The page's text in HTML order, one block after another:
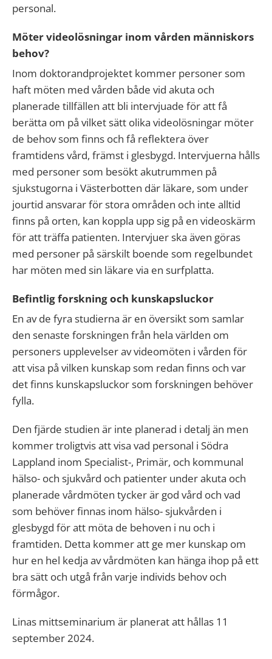
personal.
Möter videolösningar inom vården människors
behov?
Inom doktorandprojektet kommer personer som
haft möten med vården både vid akuta och
planerade tillfällen att bli intervjuade för att få
berätta om på vilket sätt olika videolösningar möter
de behov som finns och få reflektera över
framtidens vård, främst i glesbygd. Intervjuerna hålls
med personer som besökt akutrummen på
sjukstugorna i Västerbotten där läkare, som under
jourtid ansvarar för stora områden och inte alltid
finns på orten, kan koppla upp sig på en videoskärm
för att träffa patienten. Intervjuer ska även göras
med personer på särskilt boende som regelbundet
har möten med sin läkare via en surfplatta.
Befintlig forskning och kunskapsluckor
En av de fyra studierna är en översikt som samlar
den senaste forskningen från hela världen om
personers upplevelser av videomöten i vården för
att visa på vilken kunskap som redan finns och var
det finns kunskapsluckor som forskningen behöver
fylla.
Den fjärde studien är inte planerad i detalj än men
kommer troligtvis att visa vad personal i Södra
Lappland inom Specialist-, Primär, och kommunal
hälso- och sjukvård och patienter under akuta och
planerade vårdmöten tycker är god vård och vad
som behöver finnas inom hälso- sjukvården i
glesbygd för att möta de behoven i nu och i
framtiden. Detta kommer att ge mer kunskap om
hur en hel kedja av vårdmöten kan hänga ihop på ett
bra sätt och utgå från varje individs behov och
förmågor.
Linas mittseminarium är planerat att hållas 11
september 2024.